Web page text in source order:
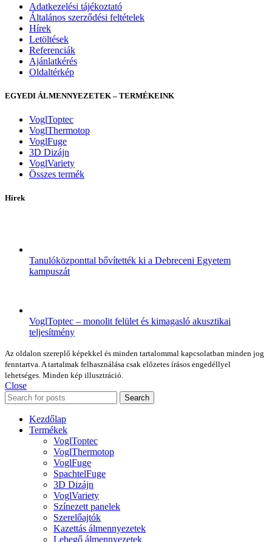
Adatkezelési tájékoztató
Általános szerződési feltételek
Hírek
Letöltések
Referenciák
Ajánlatkérés
Oldaltérkép
EGYEDI ÁLMENNYEZETEK – TERMÉKEINK
VoglToptec
VoglThermotop
VoglFuge
3D Dizájn
VoglVariety
Összes termék
Hírek
Tanulóközponttal bővítették ki a Debreceni Egyetem
kampuszát
VoglToptec – monolit felület és kimagasló akusztikai
teljesítmény
Az oldalon szereplő képekkel és minden tartalommal kapcsolatban minden jog
fenntartva. A tartalmak felhasználása csak előzetes írásos engedéllyel
lehetséges. Minden kép illusztráció.
Close
Search
Kezdőlap
Termékek
VoglToptec
VoglThermotop
VoglFuge
SpachtelFuge
3D Dizájn
VoglVariety
Színezett panelek
Szerelőajtók
Kazettás álmennyezetek
Lebegő álmennyezetek